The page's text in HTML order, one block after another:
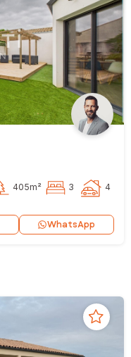
405m² 3 4
WhatsApp